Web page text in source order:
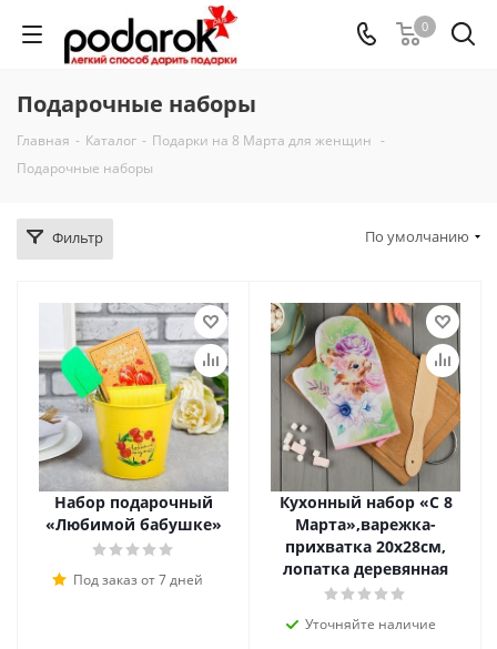
0
Подарочные наборы
Главная - Каталог - Подарки на 8 Марта для женщин -
Подарочные наборы
Фильтр По умолчанию
Набор подарочный
«Любимой бабушке»
Под заказ от 7 дней
Кухонный набор «С 8
Марта»,варежка-
прихватка 20х28см,
лопатка деревянная
Уточняйте наличие